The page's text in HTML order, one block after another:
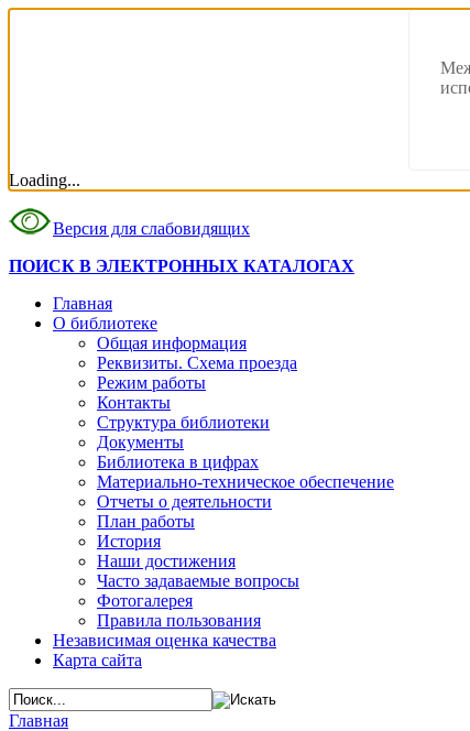
Loading...
Версия для слабовидящих
ПОИСК В ЭЛЕКТРОННЫХ КАТАЛОГАХ
Главная
О библиотеке
Общая информация
Реквизиты. Схема проезда
Режим работы
Контакты
Структура библиотеки
Документы
Библиотека в цифрах
Материально-техническое обеспечение
Отчеты о деятельности
План работы
История
Наши достижения
Часто задаваемые вопросы
Фотогалерея
Правила пользования
Независимая оценка качества
Карта сайта
Главная